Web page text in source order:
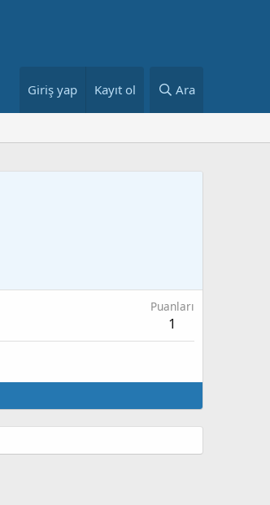
Giriş yap Kayıt ol Ara
Puanları
1